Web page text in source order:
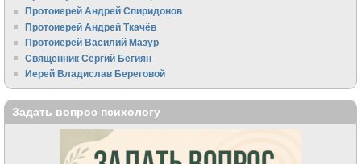
Протоиерей Андрей Спиридонов
Протоиерей Андрей Ткачёв
Протоиерей Василий Мазур
Священник Сергий Бегиян
Иерей Владислав Береговой
Задать вопрос психологу